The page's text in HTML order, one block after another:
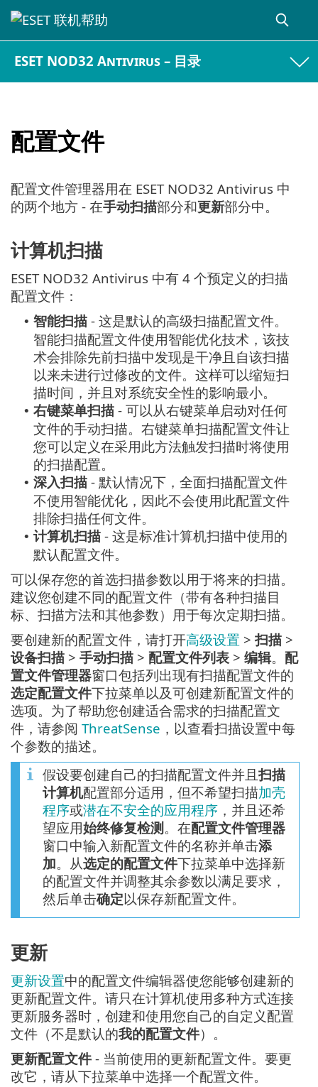
ESET NOD32 Antivirus – 目录
配置文件
配置文件管理器用在 ESET NOD32 Antivirus 中
的两个地方 - 在手动扫描部分和更新部分中。
计算机扫描
ESET NOD32 Antivirus 中有 4 个预定义的扫描
配置文件：
• 智能扫描 - 这是默认的高级扫描配置文件。
智能扫描配置文件使用智能优化技术，该技
术会排除先前扫描中发现是干净且自该扫描
以来未进行过修改的文件。这样可以缩短扫
描时间，并且对系统安全性的影响最小。
• 右键菜单扫描 - 可以从右键菜单启动对任何
文件的手动扫描。右键菜单扫描配置文件让
您可以定义在采用此方法触发扫描时将使用
的扫描配置。
• 深入扫描 - 默认情况下，全面扫描配置文件
不使用智能优化，因此不会使用此配置文件
排除扫描任何文件。
• 计算机扫描 - 这是标准计算机扫描中使用的
默认配置文件。
可以保存您的首选扫描参数以用于将来的扫描。
建议您创建不同的配置文件（带有各种扫描目
标、扫描方法和其他参数）用于每次定期扫描。
要创建新的配置文件，请打开高级设置 >扫描 >
设备扫描 > 手动扫描 > 配置文件列表 > 编辑。 配
置文件管理器窗口包括列出现有扫描配置文件的
选定配置文件下拉菜单以及可创建新配置文件的
选项。为了帮助您创建适合需求的扫描配置文
件，请参阅 ThreatSense ，以查看扫描设置中每
个参数的描述。
假设要创建自己的扫描配置文件并且扫描
计算机配置部分适用，但不希望扫描加壳
程序或潜在不安全的应用程序 ，并且还希
望应用始终修复检测。在配置文件管理器
窗口中输入新配置文件的名称并单击添
加。从选定的配置文件下拉菜单中选择新
的配置文件并调整其余参数以满足要求，
然后单击确定以保存新配置文件。
更新
更新设置中的配置文件编辑器使您能够创建新的
更新配置文件。请只在计算机使用多种方式连接
更新服务器时，创建和使用您自己的自定义配置
文件（不是默认的我的配置文件）。
更新配置文件 - 当前使用的更新配置文件。要更
改它，请从下拉菜单中选择一个配置文件。